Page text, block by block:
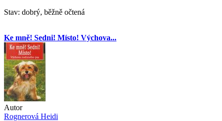
Stav: dobrý, běžně očtená
Ke mně! Sedni! Místo! Výchova...
Autor
Rognerová Heidi